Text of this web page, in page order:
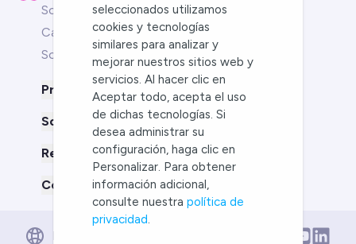
Sobre nosotros
Carreras
Socios
Producto
Soluciones para
Recursos
Compáranos con
English
seleccionados utilizamos
cookies y tecnologías
similares para analizar y
mejorar nuestros sitios web y
servicios. Al hacer clic en
Aceptar todo, acepta el uso
de dichas tecnologías. Si
desea administrar su
configuración, haga clic en
Personalizar. Para obtener
información adicional,
consulte nuestrapolítica de
privacidad.